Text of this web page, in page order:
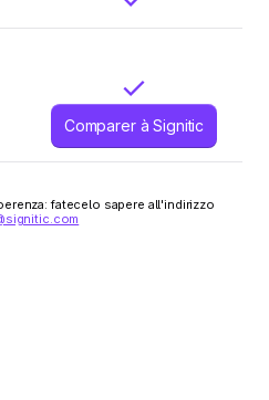
Comparer à Signitic
fatecelo sapere all'indirizzo